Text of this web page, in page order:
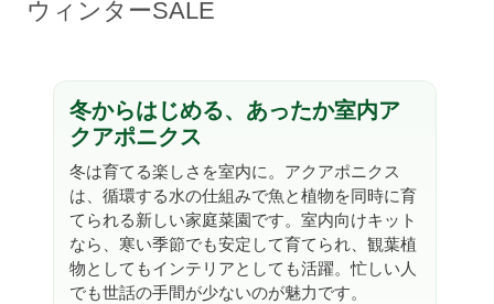
ウィンターSALE
冬からはじめる、あったか室内ア
クアポニクス
冬は育てる楽しさを室内に。アクアポニクス
は、循環する水の仕組みで魚と植物を同時に育
てられる新しい家庭菜園です。室内向けキット
なら、寒い季節でも安定して育てられ、観葉植
物としてもインテリアとしても活躍。忙しい人
でも世話の手間が少ないのが魅力です。